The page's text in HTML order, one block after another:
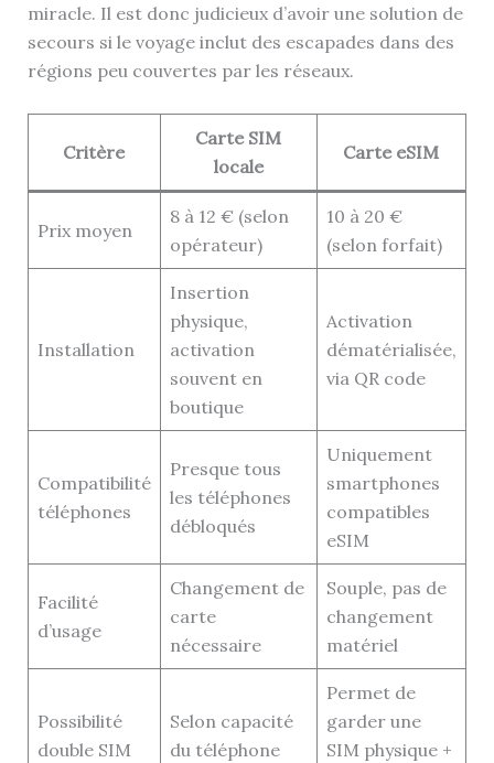
miracle. Il est donc judicieux d’avoir une solution de
secours si le voyage inclut des escapades dans des
régions peu couvertes par les réseaux.
Critère
Carte SIM
locale
Carte eSIM
Prix moyen
8 à 12 € (selon
opérateur)
10 à 20 €
(selon forfait)
Installation
Insertion
physique,
activation
souvent en
boutique
Activation
dématérialisée,
via QR code
Compatibilité
téléphones
Presque tous
les téléphones
débloqués
Uniquement
smartphones
compatibles
eSIM
Facilité
d’usage
Changement de
carte
nécessaire
Souple, pas de
changement
matériel
Possibilité
double SIM
Selon capacité
du téléphone
Permet de
garder une
SIM physique +